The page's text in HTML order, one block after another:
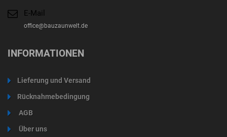
E-Mail
office@bauzaunwelt.de
INFORMATIONEN
Lieferung und Versand
Rücknahmebedingung
AGB
Über uns